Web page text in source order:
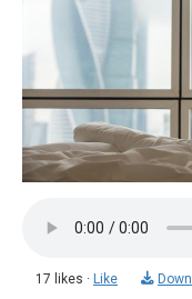
17 likes · Like